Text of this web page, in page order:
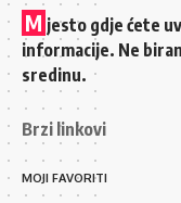
M jesto gdje ćete
informacije. Ne
sredinu.
Brzi linkovi
MOJI FAVORITI